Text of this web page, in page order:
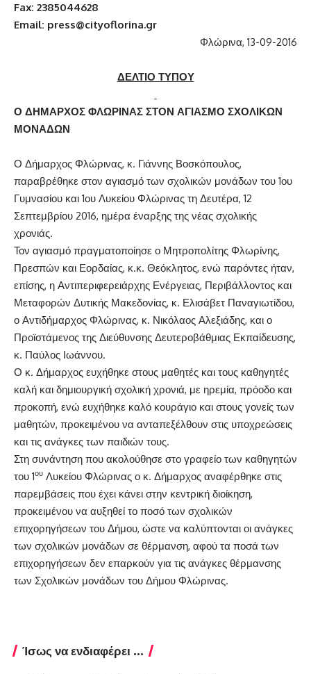
Fax: 2385044628
Email: press@cityoflorina.gr
Φλώρινα, 13-09-2016
ΔΕΛΤΙΟ ΤΥΠΟΥ
Ο ΔΗΜΑΡΧΟΣ ΦΛΩΡΙΝΑΣ ΣΤΟΝ ΑΓΙΑΣΜΟ ΣΧΟΛΙΚΩΝ
ΜΟΝΑΔΩΝ
Ο Δήμαρχος Φλώρινας, κ. Γιάννης Βοσκόπουλος,
παραβρέθηκε στον αγιασμό των σχολικών μονάδων του 1ου
Γυμνασίου και 1ου Λυκείου Φλώρινας τη Δευτέρα, 12
Σεπτεμβρίου 2016, ημέρα έναρξης της νέας σχολικής
χρονιάς.
Τον αγιασμό πραγματοποίησε ο Μητροπολίτης Φλωρίνης,
Πρεσπών και Εορδαίας, κ.κ. Θεόκλητος, ενώ παρόντες ήταν,
επίσης, η Αντιπεριφερειάρχης Ενέργειας, Περιβάλλοντος και
Μεταφορών Δυτικής Μακεδονίας, κ. Ελισάβετ Παναγιωτίδου,
ο Αντιδήμαρχος Φλώρινας, κ. Νικόλαος Αλεξιάδης, και ο
Προϊστάμενος της Διεύθυνσης Δευτεροβάθμιας Εκπαίδευσης,
κ. Παύλος Ιωάννου.
Ο κ. Δήμαρχος ευχήθηκε στους μαθητές και τους καθηγητές
καλή και δημιουργική σχολική χρονιά, με ηρεμία, πρόοδο και
προκοπή, ενώ ευχήθηκε καλό κουράγιο και στους γονείς των
μαθητών, προκειμένου να ανταπεξέλθουν στις υποχρεώσεις
και τις ανάγκες των παιδιών τους.
Στη συνάντηση που ακολούθησε στο γραφείο των καθηγητών
του 1ου Λυκείου Φλώρινας ο κ. Δήμαρχος αναφέρθηκε στις
παρεμβάσεις που έχει κάνει στην κεντρική διοίκηση,
προκειμένου να αυξηθεί το ποσό των σχολικών
επιχορηγήσεων του Δήμου, ώστε να καλύπτονται οι ανάγκες
των σχολικών μονάδων σε θέρμανση, αφού τα ποσά των
επιχορηγήσεων δεν επαρκούν για τις ανάγκες θέρμανσης
των Σχολικών μονάδων του Δήμου Φλώρινας.
Ίσως να ενδιαφέρει ...